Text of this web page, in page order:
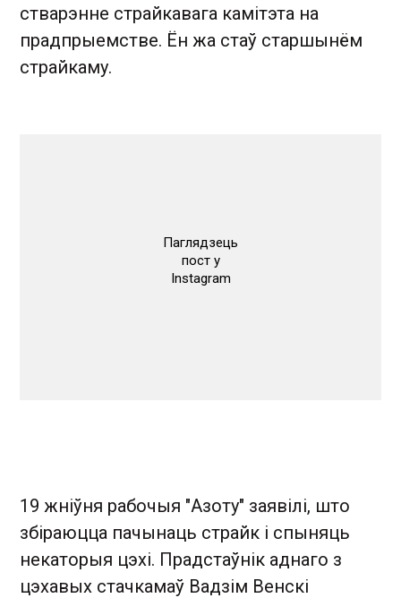
стварэнне страйкавага камітэта на
прадпрыемстве. Ён жа стаў старшынём
страйкаму.
Паглядзець
пост у
Instagram
19 жніўня рабочыя "Азоту" заявілі, што
збіраюцца пачынаць страйк і спыняць
некаторыя цэхі. Прадстаўнік аднаго з
цэхавых стачкамаў Вадзім Венскі